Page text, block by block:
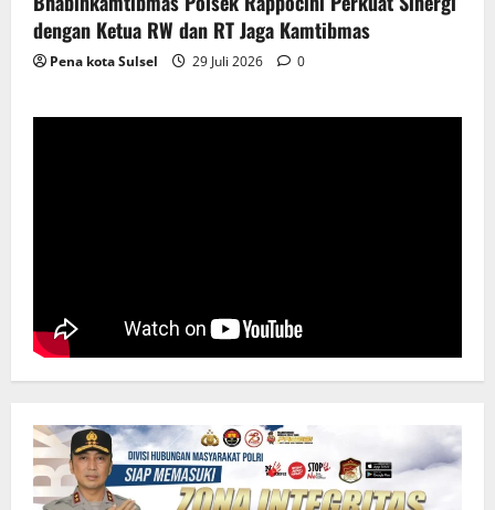
dengan Ketua RW dan RT Jaga Kamtibmas
Pena kota Sulsel 29 Juli 2026 0